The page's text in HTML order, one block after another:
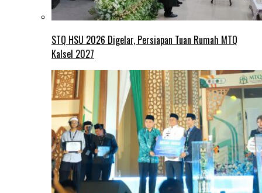
STQ HSU 2026 Digelar, Persiapan Tuan Rumah MTQ
Kalsel 2027